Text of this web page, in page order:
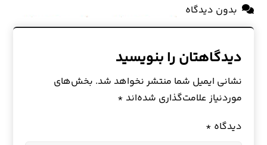
بدون دیدگاه
دیدگاهتان را بنویسید
نشانی ایمیل شما منتشر نخواهد شد. بخش‌های
موردنیاز علامت‌گذاری شده‌اند *
دیدگاه *